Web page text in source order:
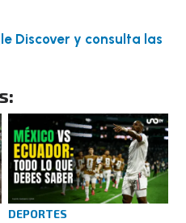
Discover y consulta las
DEPORTES